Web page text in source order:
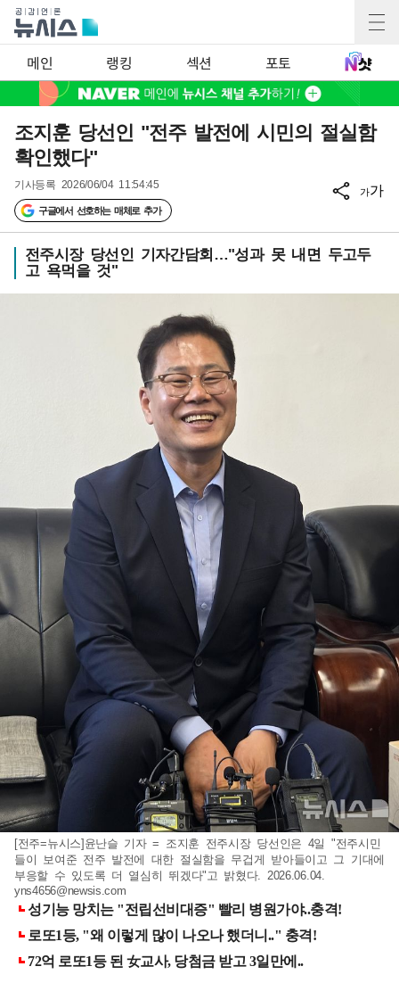
메인 랭킹 섹션 포토
조지훈 당선인 "전주 발전에 시민의 절실함
확인했다"
기사등록 2026/06/04 11:54:45
구글에서 선호하는 매체로 추가
가가
전주시장 당선인 기자간담회…"성과 못 내면 두고두
고 욕먹을 것"
[전주=뉴시스]윤난슬 기자 = 조지훈 전주시장 당선인은 4일 "전주시민
들이 보여준 전주 발전에 대한 절실함을 무겁게 받아들이고 그 기대에
부응할 수 있도록 더 열심히 뛰겠다"고 밝혔다. 2026.06.04.
yns4656@newsis.com